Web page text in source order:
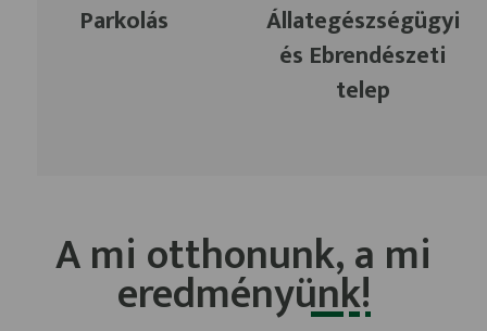
Parkolás
Állategészségügyi
és Ebrendészeti
telep
A mi otthonunk, a mi
eredményünk!